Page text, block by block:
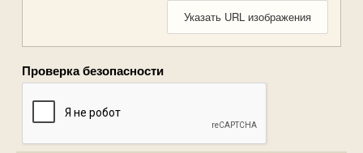
Указать URL изображения
Проверка безопасности